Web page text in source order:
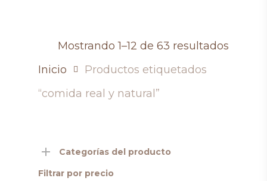
Mostrando 1–12 de 63 resultados
Inicio
Productos etiquetados
“comida real y natural”
Categorías del producto
Filtrar por precio